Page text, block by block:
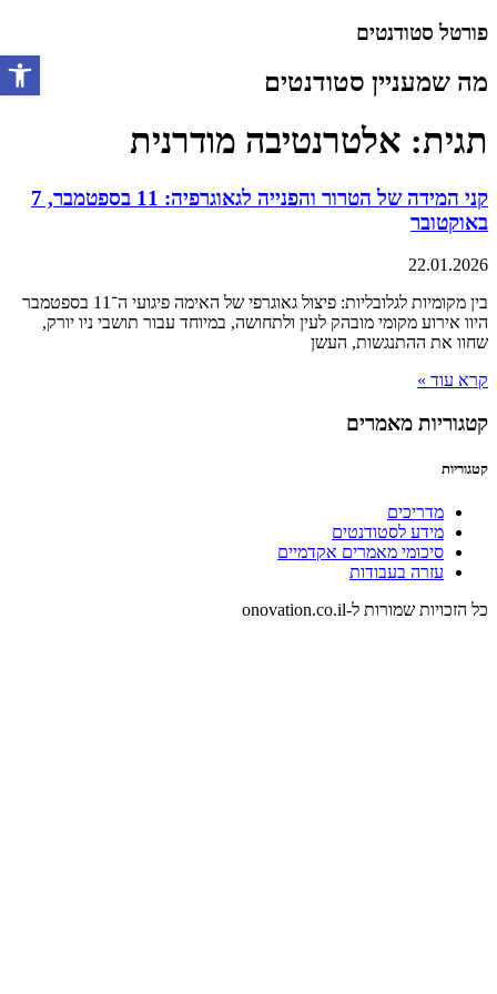
דלג
פורטל סטודנטים
מה שמעניין סטודנטים
תגית: אלטרנטיבה מודרנית
קני המידה של הטרור והפנייה לגאוגרפיה: 11 בספטמבר, 7
באוקטובר
22.01.2026
בין מקומיות לגלובליות: פיצול גאוגרפי של האימה פיגועי ה־11 בספטמבר
היוו אירוע מקומי מובהק לעין ולתחושה, במיוחד עבור תושבי ניו יורק,
שחוו את ההתנגשות, העשן
קרא עוד »
קטגוריות מאמרים
קטגוריות
מדריכים
מידע לסטודנטים
סיכומי מאמרים אקדמיים
עזרה בעבודות
כל הזכויות שמורות ל-onovation.co.il
פתח